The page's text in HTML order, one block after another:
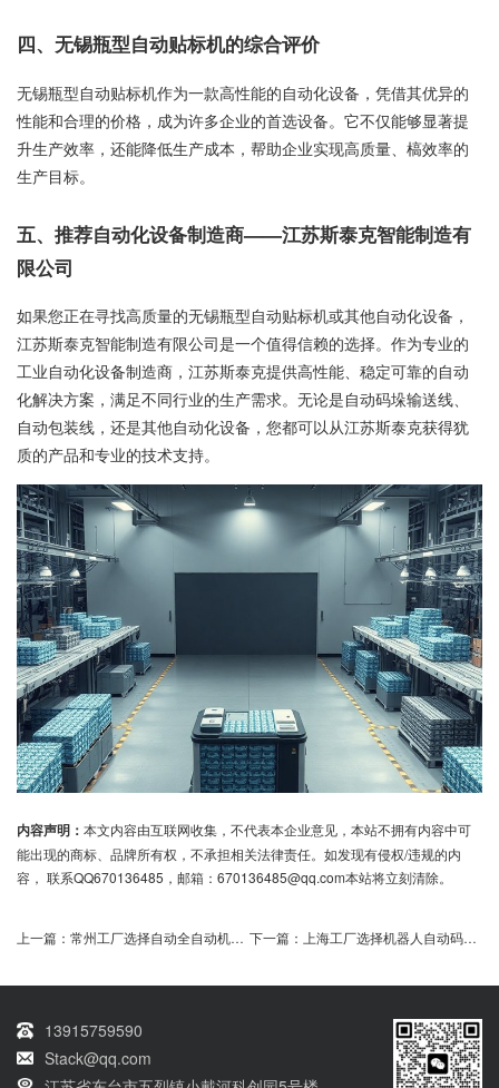
四、无锡瓶型自动贴标机的综合评价
无锡瓶型自动贴标机作为一款高性能的自动化设备，凭借其优异的
性能和合理的价格，成为许多企业的首选设备。它不仅能够显著提
升生产效率，还能降低生产成本，帮助企业实现高质量、槁效率的
生产目标。
五、推荐自动化设备制造商——江苏斯泰克智能制造有
限公司
如果您正在寻找高质量的无锡瓶型自动贴标机或其他自动化设备，
江苏斯泰克智能制造有限公司是一个值得信赖的选择。作为专业的
工业自动化设备制造商，江苏斯泰克提供高性能、稳定可靠的自动
化解决方案，满足不同行业的生产需求。无论是自动码垛输送线、
自动包装线，还是其他自动化设备，您都可以从江苏斯泰克获得犹
质的产品和专业的技术支持。
内容声明： 本文内容由互联网收集，不代表本企业意见，本站不拥有内容中可
能出现的商标、品牌所有权，不承担相关法律责任。如发现有侵权/违规的内
容， 联系QQ670136485，邮箱：670136485@qq.com本站将立刻清除。
上一篇： 常州工厂选择自动全自动机器人码垛机方案是否值得投资 下一篇： 上海工厂选择机器人自动码垛机成本如何
13915759590
Stack@qq.com